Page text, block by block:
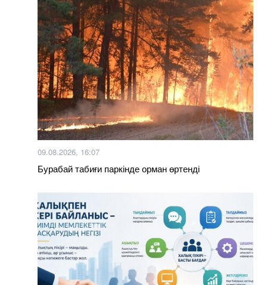
09.08.2026, 16:07
Бурабай табиғи паркінде орман өртенді